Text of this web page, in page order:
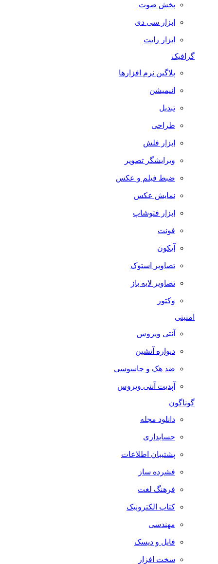
پخش صوت
ابزار سی دی
ابزار رایت
گرافیک
پلاگین نرم افزارها
انیمیشن
تبدیل
طراحی
ابزار فلش
ویرایشگر تصویر
ضبط فيلم و عكس
نمایش عکس
ابزار فتوشاپ
فونت
آیکون
تصاویر استوک
تصاویر لایه باز
وکتور
امنیتی
آنتی ویروس
دیواره آتشین
ضد هک و جاسوسی
آپدیت آنتی ویروس
گوناگون
دانلود مجله
حسابداری
پشتیبان اطلاعات
فشرده ساز
فرهنگ لغت
کتاب الکترونیک
مهندسی
فایل و دیسک
سخت افزار